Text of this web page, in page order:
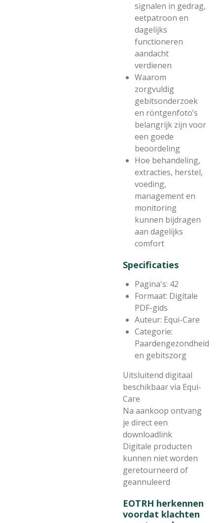
signalen in gedrag,
eetpatroon en
dagelijks
functioneren
aandacht
verdienen
Waarom
zorgvuldig
gebitsonderzoek
en röntgenfoto’s
belangrijk zijn voor
een goede
beoordeling
Hoe behandeling,
extracties, herstel,
voeding,
management en
monitoring
kunnen bijdragen
aan dagelijks
comfort
Specificaties
Pagina's: 42
Formaat: Digitale
PDF-gids
Auteur: Equi-Care
Categorie:
Paardengezondheid
en gebitszorg
Uitsluitend digitaal
beschikbaar via Equi-
Care
Na aankoop ontvang
je direct een
downloadlink
Digitale producten
kunnen niet worden
geretourneerd of
geannuleerd
EOTRH herkennen
voordat klachten